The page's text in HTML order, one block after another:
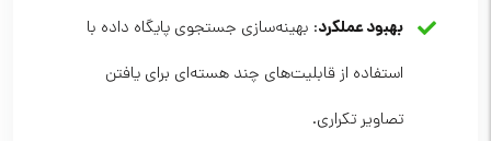
بهبود عملکرد: بهینه‌سازی جستجوی پایگاه داده با
استفاده از قابلیت‌های چند هسته‌ای برای یافتن
تصاویر تکراری.